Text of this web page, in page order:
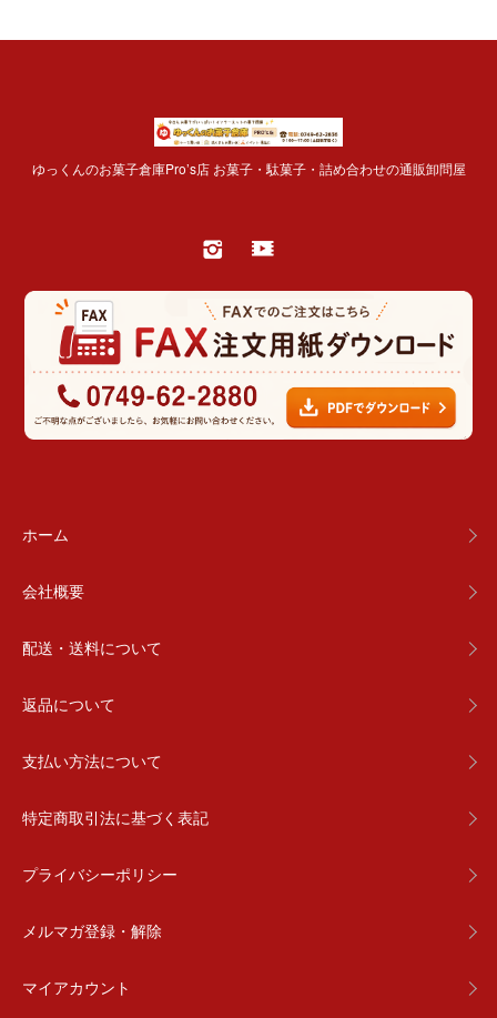
ゆっくんのお菓子倉庫Pro’s店 お菓子・駄菓子・詰め合わせの通販卸問屋
ホーム
会社概要
配送・送料について
返品について
支払い方法について
特定商取引法に基づく表記
プライバシーポリシー
メルマガ登録・解除
マイアカウント